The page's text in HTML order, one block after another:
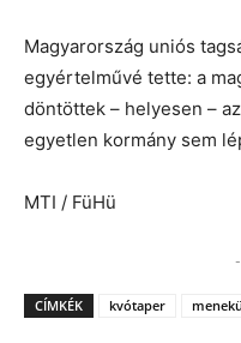
Magyarország uniós
egyértelművé tette: a
döntöttek – helyesen –
egyetlen kormány sem
MTI / FüHü
CÍMKÉK kvótaper